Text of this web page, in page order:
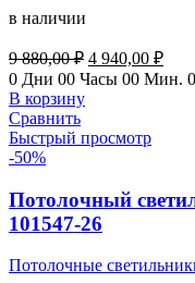
в наличии
9 880,00₽
цена
880,00 ₽.
4 940,00 ₽
0 Дни 00 Часы 00 Мин.
В корзину
Сравнить
Быстрый просмотр
-50%
Потолочный
101547-26
Потолочные